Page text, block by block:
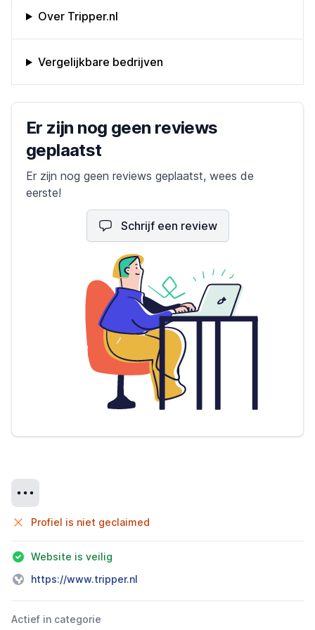
Over Tripper.nl
Vergelijkbare bedrijven
Bedrijfs reviews
Er zijn nog geen reviews
geplaatst
Er zijn nog geen reviews geplaatst, wees de
eerste!
Schrijf een review
Profiel is niet geclaimed
Website is veilig
https://www.tripper.nl
Actief in categorie